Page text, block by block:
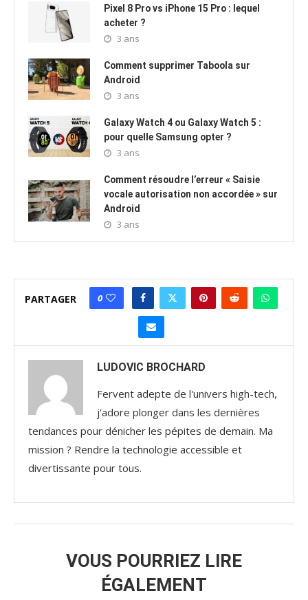
Pixel 8 Pro vs iPhone 15 Pro : lequel
acheter ?
3 ans
Comment supprimer Taboola sur
Android
3 ans
Galaxy Watch 4 ou Galaxy Watch 5 :
pour quelle Samsung opter ?
3 ans
Comment résoudre l’erreur « Saisie
vocale autorisation non accordée » sur
Android
3 ans
PARTAGER 0
LUDOVIC BROCHARD
Fervent adepte de l'univers high-tech,
j'adore plonger dans les dernières
tendances pour dénicher les pépites de demain. Ma
mission ? Rendre la technologie accessible et
divertissante pour tous.
VOUS POURRIEZ LIRE
ÉGALEMENT